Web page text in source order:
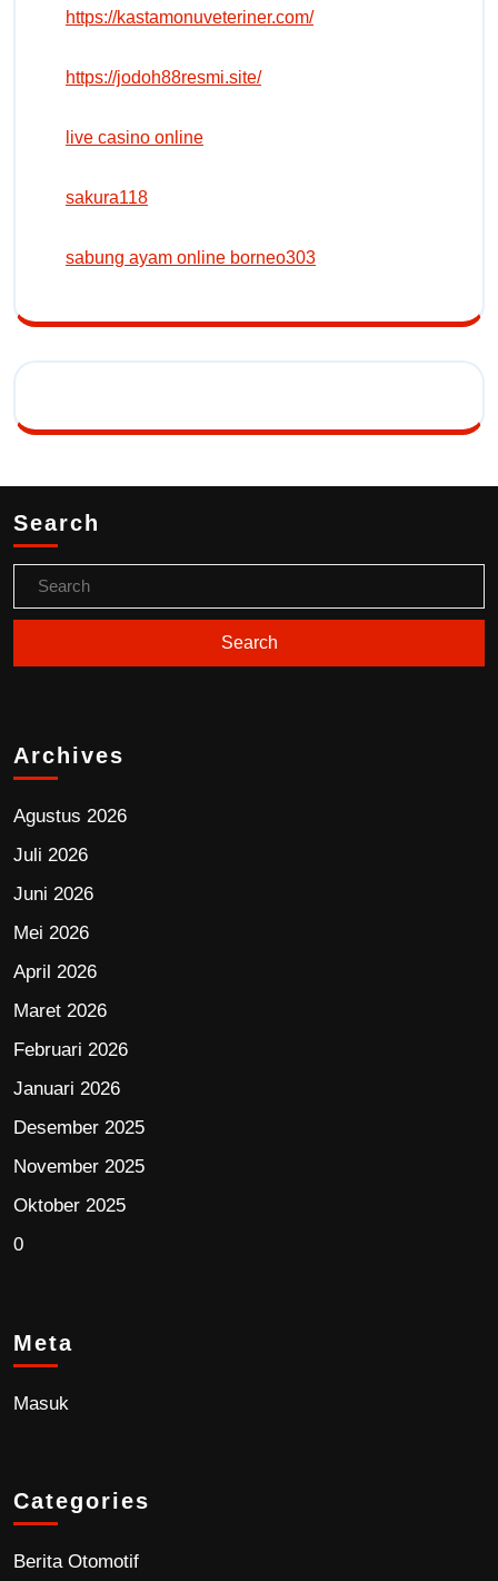
https://kastamonuveteriner.com/
https://jodoh88resmi.site/
live casino online
sakura118
sabung ayam online borneo303
Search
Archives
Agustus 2026
Juli 2026
Juni 2026
Mei 2026
April 2026
Maret 2026
Februari 2026
Januari 2026
Desember 2025
November 2025
Oktober 2025
0
Meta
Masuk
Categories
Berita Otomotif